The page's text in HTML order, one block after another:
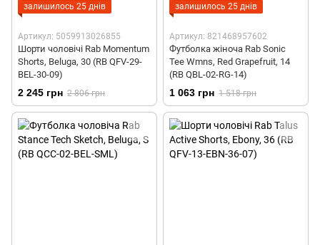
залишилось 25 днів
Артикул: 5059913026855
Шорти чоловічі Rab Momentum
Shorts, Beluga, 30 (RB QFV-29-
BEL-30-09)
2 245 грн 2 806 грн
залишилось 25 днів
Артикул: 821468957602
Футболка жіноча Rab Sonic
Tee Wmns, Red Grapefruit, 14
(RB QBL-02-RG-14)
1 063 грн 1 518 грн